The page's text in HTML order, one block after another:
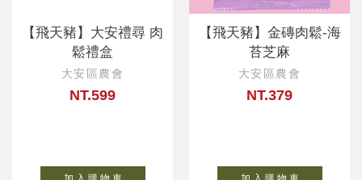
【飛天豬】大安禮尋 肉
鬆禮盒
大安區農會
NT.599
【飛天豬】金磚肉鬆-海
苔芝麻
大安區農會
NT.379